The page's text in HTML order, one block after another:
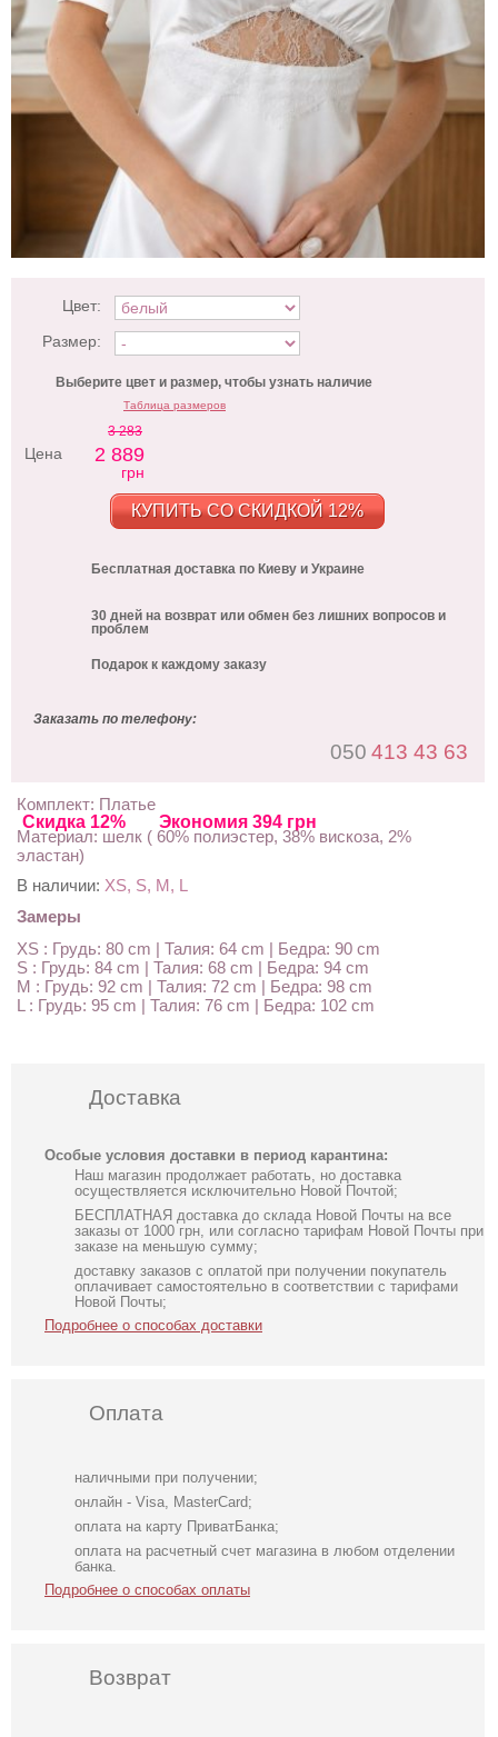
Скидка 12% Экономия 394 грн
Цвет:
Размер:
Выберите цвет и размер, чтобы узнать наличие
Таблица размеров
Цена
3 283
2 889
грн
КУПИТЬ СО СКИДКОЙ 12%
Бесплатная доставка по Киеву и Украине
30 дней на возврат или обмен без лишних вопросов и
проблем
Подарок к каждому заказу
Заказать по телефону:
050 413 43 63
Комплект: Платье
Материал: шелк ( 60% полиэстер, 38% вискоза, 2%
эластан)
В наличии: XS, S, M, L
Замеры
XS : Грудь: 80 cm | Талия: 64 cm | Бедра: 90 cm
S : Грудь: 84 cm | Талия: 68 cm | Бедра: 94 cm
M : Грудь: 92 cm | Талия: 72 cm | Бедра: 98 cm
L : Грудь: 95 cm | Талия: 76 cm | Бедра: 102 cm
Доставка
Особые условия доставки в период карантина:
Наш магазин продолжает работать, но доставка
осуществляется исключительно Новой Почтой;
БЕСПЛАТНАЯ доставка до склада Новой Почты на все
заказы от 1000 грн, или согласно тарифам Новой Почты при
заказе на меньшую сумму;
доставку заказов с оплатой при получении покупатель
оплачивает самостоятельно в соответствии с тарифами
Новой Почты;
Подробнее о способах доставки
Оплата
наличными при получении;
онлайн - Visa, MasterCard;
оплата на карту ПриватБанка;
оплата на расчетный счет магазина в любом отделении
банка.
Подробнее о способах оплаты
Возврат